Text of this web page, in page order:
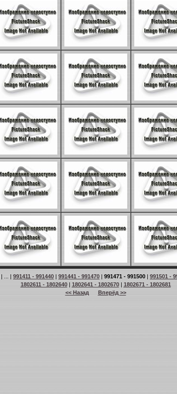
| ... | 991411 - 991440 | 991441 - 991470 | 991471 - 991500 | 991501 -
1802611 - 1802640| 1802641 - 1802670| 1802671 - 1802681
<< Назад
Вперёд >>